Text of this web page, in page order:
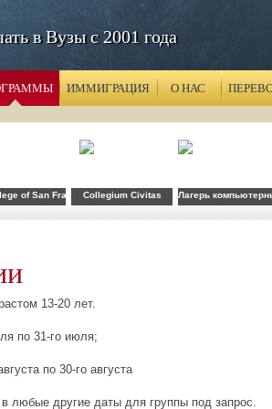
в Вузы с 2001 года
ИММИГРАЦИЯ О НАС
и информатики
of San FranciscoCollegium Civitas Лагерь
13-20 лет.
по 31-го июля;
по 30-го августа
любые другие даты для группы под запрос.